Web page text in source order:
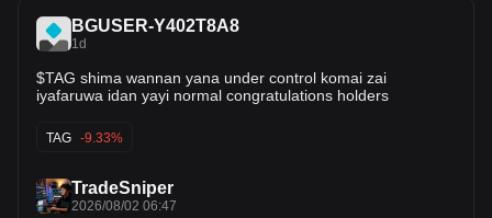
BGUSER-Y402T8A8
1d
$TAG shima wannan yana under control komai zai
iyafaruwa idan yayi normal congratulations holders
TAG -9.33%
TradeSniper
2026/08/02 06:47